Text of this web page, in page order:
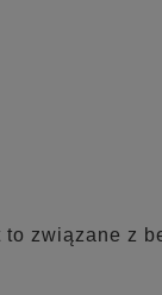
związane z